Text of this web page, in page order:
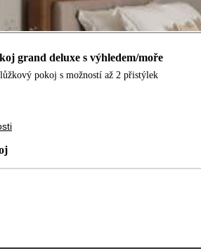
grand deluxe s výhledem/moře
pokoj s možností až 2 přistýlek